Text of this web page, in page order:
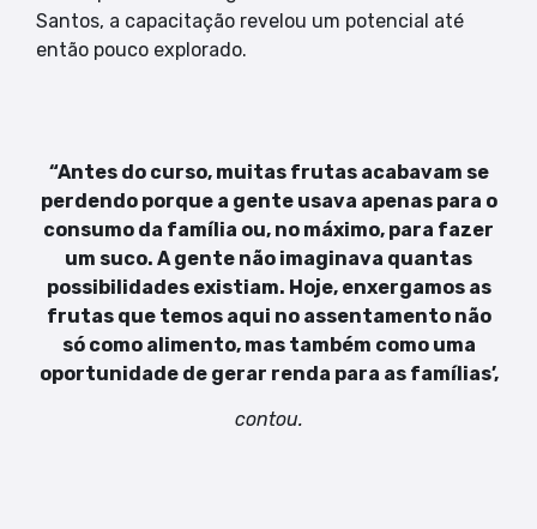
Santos, a capacitação revelou um potencial até
então pouco explorado.
“Antes do curso, muitas frutas acabavam se
perdendo porque a gente usava apenas para o
consumo da família ou, no máximo, para fazer
um suco. A gente não imaginava quantas
possibilidades existiam. Hoje, enxergamos as
frutas que temos aqui no assentamento não
só como alimento, mas também como uma
oportunidade de gerar renda para as famílias’,
contou.